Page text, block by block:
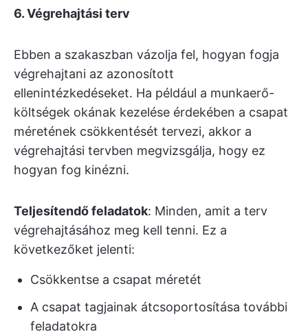
6. Végrehajtási terv
Ebben a szakaszban vázolja fel, hogyan fogja
végrehajtani az azonosított
ellenintézkedéseket. Ha például a munkaerő-
költségek okának kezelése érdekében a csapat
méretének csökkentését tervezi, akkor a
végrehajtási tervben megvizsgálja, hogy ez
hogyan fog kinézni.
Teljesítendő feladatok: Minden, amit a terv
végrehajtásához meg kell tenni. Ez a
következőket jelenti:
Csökkentse a csapat méretét
A csapat tagjainak átcsoportosítása további
feladatokra